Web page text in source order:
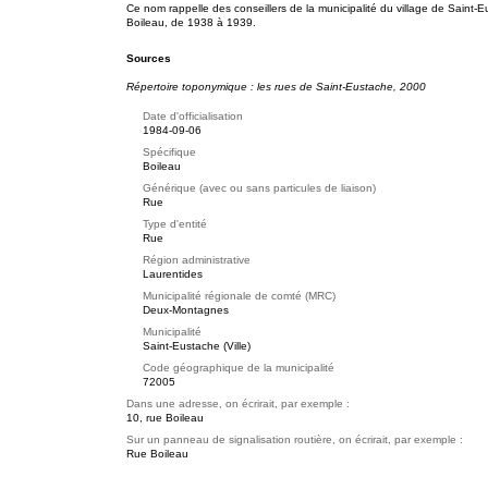
Ce nom rappelle des conseillers de la municipalité du village de Saint-
Boileau, de 1938 à 1939.
Sources
Répertoire toponymique : les rues de Saint-Eustache, 2000
Date d'officialisation
1984-09-06
Spécifique
Boileau
Générique (avec ou sans particules de liaison)
Rue
Type d'entité
Rue
Région administrative
Laurentides
Municipalité régionale de comté (MRC)
Deux-Montagnes
Municipalité
Saint-Eustache (Ville)
Code géographique de la municipalité
72005
Dans une adresse, on écrirait, par exemple :
10, rue Boileau
Sur un panneau de signalisation routière, on écrirait, par exemple :
Rue Boileau